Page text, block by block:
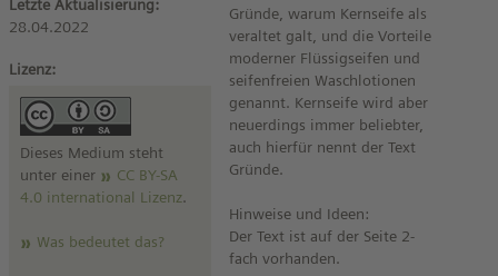
Letzte Aktualisierung:
28.04.2022
Lizenz:
Dieses Medium steht
unter einer
CC BY-SA
4.0 international Lizenz.
Was bedeutet das?
Gründe, warum Kernseife als
veraltet galt, und die Vorteile
moderner Flüssigseifen und
seifenfreien Waschlotionen
genannt. Kernseife wird aber
neuerdings immer beliebter,
auch hierfür nennt der Text
Gründe.
Hinweise und Ideen:
Der Text ist auf der Seite 2-
fach vorhanden.